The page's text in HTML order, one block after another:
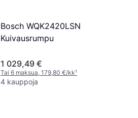
Bosch WQK2420LSN
Kuivausrumpu
1 029,49 €
Tai 6 maksua, 179,80 €/kk¹
4 kauppoja